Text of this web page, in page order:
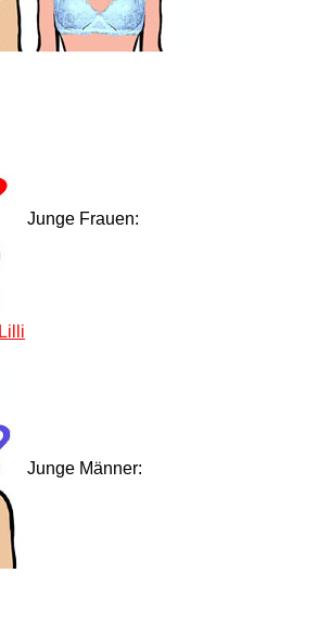
Junge Frauen:
Lilli
Junge Männer: